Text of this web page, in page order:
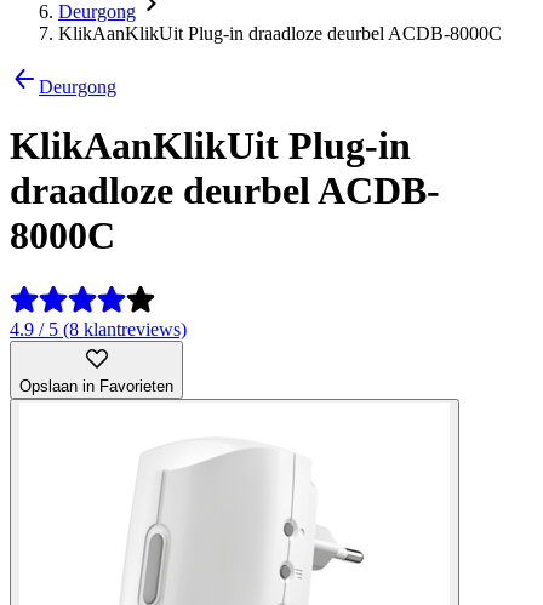
Deurgong
KlikAanKlikUit Plug-in draadloze deurbel ACDB-8000C
Deurgong
KlikAanKlikUit Plug-in
draadloze deurbel ACDB-
8000C
4.9 / 5 (8 klantreviews)
Opslaan in Favorieten